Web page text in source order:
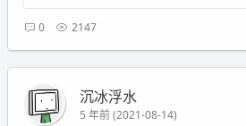
0 2147
沉冰浮水
5 年前 (2021-08-14)